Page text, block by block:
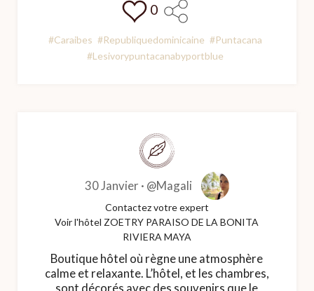
0
#Caraibes #Republiquedominicaine #Puntacana
#Lesivorypuntacanabyportblue
30 Janvier · @Magali
Contactez votre expert
Voir l'hôtel ZOETRY PARAISO DE LA BONITA
RIVIERA MAYA
Boutique hôtel où règne une atmosphère
calme et relaxante. L’hôtel, et les chambres,
sont décorés avec des souvenirs que le